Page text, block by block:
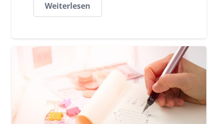
Weiterlesen
INVESTIEREN